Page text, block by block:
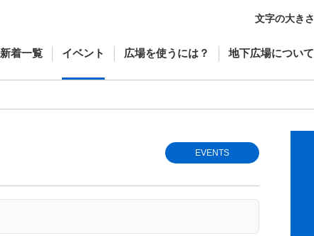
文字の大きさ
新着一覧 イベント 広場を使うには？ 地下広場について
EVENTS